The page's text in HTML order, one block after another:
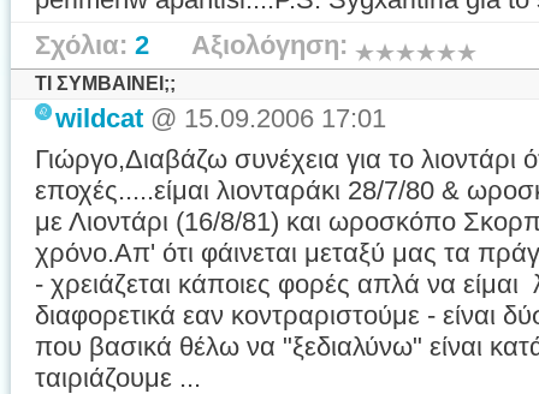
Σχόλια: 2 Αξιολόγηση:
ΤΙ ΣΥΜΒΑΙΝΕΙ;;
wildcat @ 15.09.2006 17:01
Γιώργο,Διαβάζω συνέχεια για το λιοντάρι
εποχές.....είμαι λιονταράκι 28/7/80 &
με Λιοντάρι (16/8/81) και ωροσκόπο
χρόνο.Απ' ότι φάινεται μεταξύ μας τα
- χρειάζεται κάποιες φορές απλά να είμαι
διαφορετικά εαν κοντραριστούμε - είναι
που βασικά θέλω να "ξεδιαλύνω" είναι
ταιριάζουμε ...